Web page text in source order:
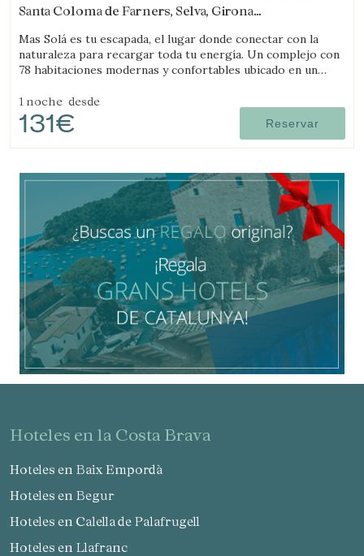
Santa Coloma de Farners, Selva, Girona
Mas Solá es tu escapada, el lugar donde conectar con la
naturaleza para recargar toda tu energía. Un complejo con
78 habitaciones modernas y confortables ubicado en un
1 noche desde
131€ Reservar
hoteles en la Costa Brava
Hoteles en Baix Empordà
Hoteles en Begur
Hoteles en Calella de Palafrugell
Hoteles en Llafranc